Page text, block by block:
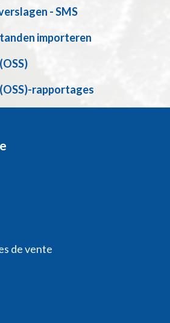
- SMS
importeren
rapportages
de vente